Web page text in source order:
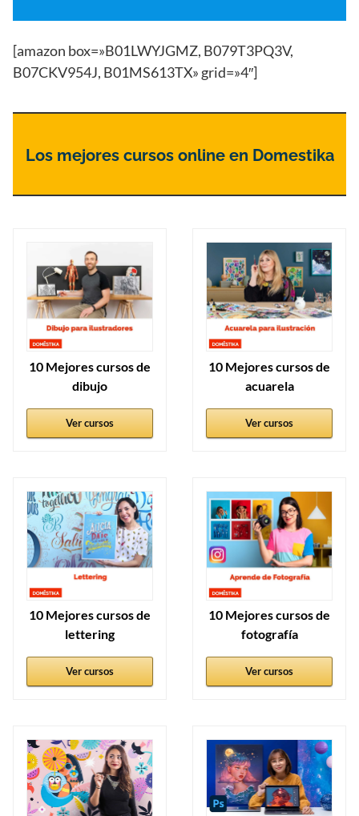
[amazon box=»B01LWYJGMZ, B079T3PQ3V,
B07CKV954J, B01MS613TX» grid=»4″]
Los mejores cursos online en Domestika
10 Mejores cursos de
dibujo
Ver cursos
10 Mejores cursos de
acuarela
Ver cursos
10 Mejores cursos de
lettering
Ver cursos
10 Mejores cursos de
fotografía
Ver cursos